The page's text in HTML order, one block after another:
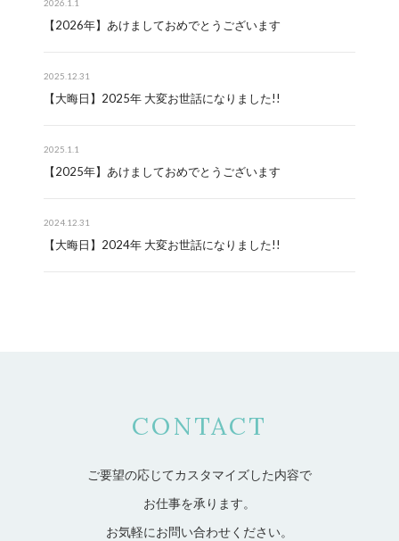
2026.1.1
【2026年】あけましておめでとうございます
2025.12.31
【大晦日】2025年 大変お世話になりました!!
2025.1.1
【2025年】あけましておめでとうございます
2024.12.31
【大晦日】2024年 大変お世話になりました!!
CONTACT
ご要望の応じてカスタマイズした内容で
お仕事を承ります。
お気軽にお問い合わせください。